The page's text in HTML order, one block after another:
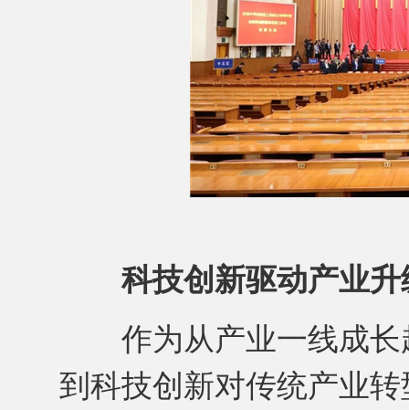
科技创新驱动产业
作为从产业一线成长
到科技创新对传统产业